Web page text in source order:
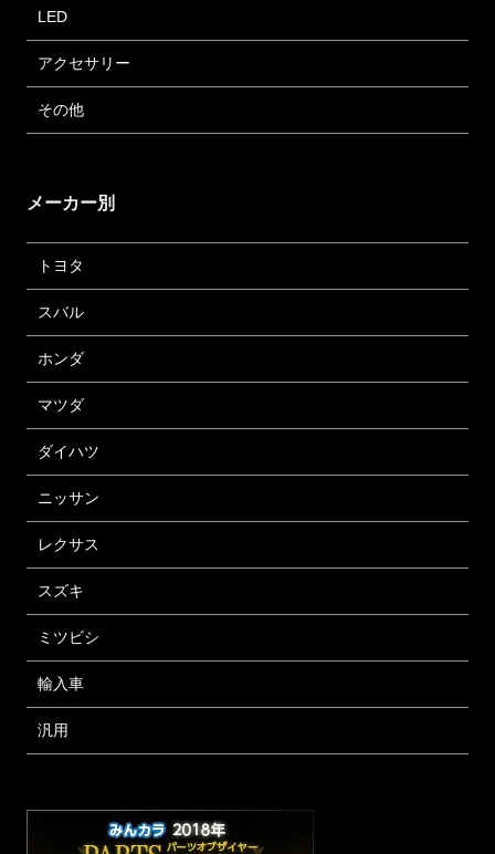
LED
アクセサリー
その他
メーカー別
トヨタ
スバル
ホンダ
マツダ
ダイハツ
ニッサン
レクサス
スズキ
ミツビシ
輸入車
汎用